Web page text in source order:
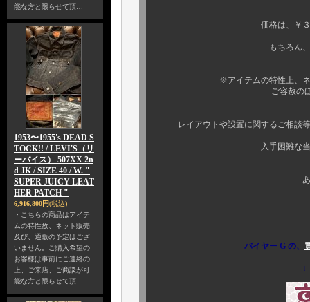
能な方と限らせて頂…
1953〜1955's DEAD S
TOCK!! / LEVI'S（リ
ーバイス） 507XX 2n
d JK / SIZE 40 / W. "
SUPER JUICY LEAT
HER PATCH "
6,916,800円(税込)
・こちらの商品はアイテ
ムの特性故、ネット販売
及び、通販の予定はござ
いません。ご購入希望の
お客様は事前にご連絡の
上、ご来店、ご商談が可
能な方と限らせて頂…
価格は、￥３４４，４００
もちろん、作品に関する
※アイテムの特性上、ネット販
ご容赦のほどご理解賜り
レイアウトや設置に関するご相談等
入手困難な当時の直筆サ
あなたの大切な空間
バイヤー G の、
↓